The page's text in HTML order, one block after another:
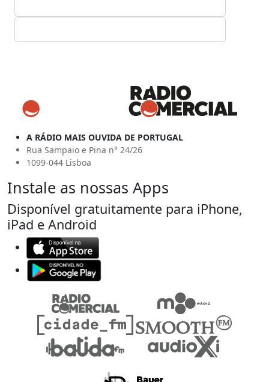
A RÁDIO MAIS OUVIDA DE PORTUGAL
Rua Sampaio e Pina n° 24/26
1099-044 Lisboa
Instale as nossas Apps
Disponível gratuitamente para iPhone,
iPad e Android